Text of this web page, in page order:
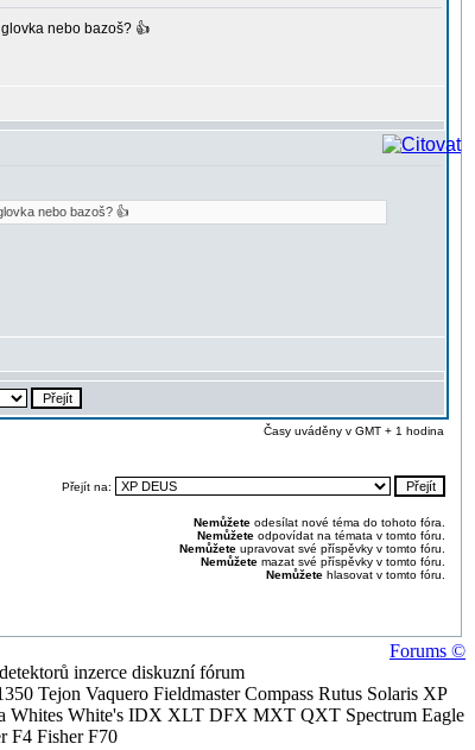
nebo bazoš? 👍
nebo bazoš? 👍
Časy uváděny v GMT + 1 hodina
Přejít na:
Nemůžete odesílat nové téma do tohoto fóra.
Nemůžete odpovídat na témata v tomto fóru.
Nemůžete upravovat své příspěvky v tomto fóru.
Nemůžete mazat své příspěvky v tomto fóru.
Nemůžete hlasovat v tomto fóru.
Forums ©
inzerce diskuzní fórum
Tejon Vaquero Fieldmaster Compass Rutus Solaris XP
White's IDX XLT DFX MXT QXT Spectrum Eagle
F4 Fisher F70